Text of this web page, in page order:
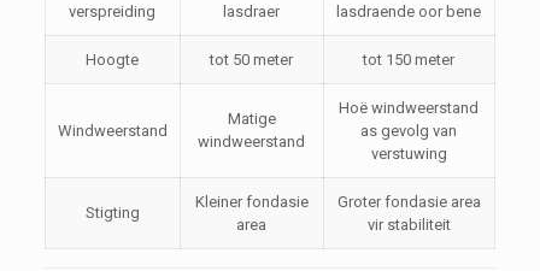
verspreiding
lasdraer
lasdraende oor bene
Hoogte tot 50 meter tot 150 meter
Windweerstand
Matige
windweerstand
Hoë windweerstand
as gevolg van
verstuwing
Stigting
Kleiner fondasie
area
Groter fondasie area
vir stabiliteit